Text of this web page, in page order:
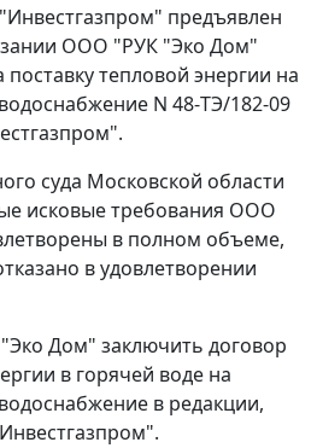
предъявлен
ООО "РУК "Эко Дом"
тепловой энергии на
N 48-ТЭ/182-09
суда Московской области
исковые требования ООО
в полном объеме,
в удовлетворении
Дом" заключить договор
в горячей воде на
в редакции,